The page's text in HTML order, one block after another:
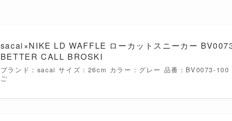
sacai×NIKE LD WAFFLE ローカットスニーカー
BETTER CALL BROSKI
ブランド：sacai サイズ：26cm カラー：グレー 品番：BV0073-100
ご